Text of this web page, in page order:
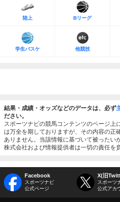
陸上 Bリーグ
学生バスケ 他競技
結果・成績・オッズなどのデータは、必ず
ださい。
スポーツナビの競馬コンテンツのページ上
は万全を期しておりますが、その内容の正
ありません。当該情報に基づいて被ったい
株式会社および情報提供者は一切の責任を
Facebook
スポーツナビ
公式ページ
X(旧
スポーツ
公式アカ